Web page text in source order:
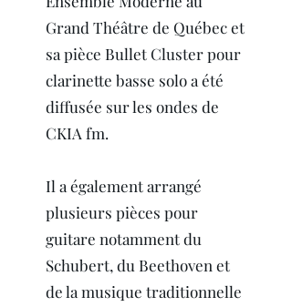
Grand Théâtre de Québec et
sa pièce Bullet Cluster pour
clarinette basse solo a été
diffusée sur les ondes de
CKIA fm.
Il a également arrangé
plusieurs pièces pour
guitare notamment du
Schubert, du Beethoven et
de la musique traditionnelle